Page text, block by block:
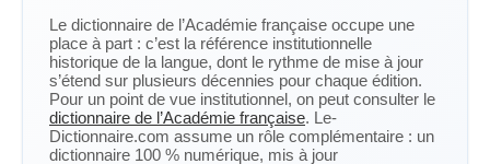
Le dictionnaire de l’Académie française occupe une
place à part : c’est la référence institutionnelle
historique de la langue, dont le rythme de mise à jour
s’étend sur plusieurs décennies pour chaque édition.
Pour un point de vue institutionnel, on peut consulter le
dictionnaire de l’Académie française. Le-
Dictionnaire.com assume un rôle complémentaire : un
dictionnaire 100 % numérique, mis à jour